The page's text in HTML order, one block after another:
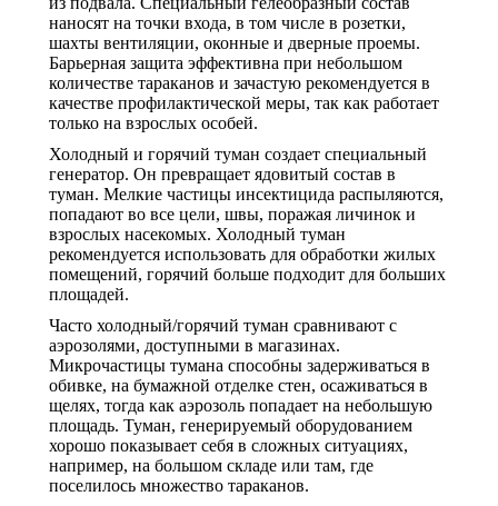
наносят на точки входа, в том числе в розетки,
шахты вентиляции, оконные и дверные проемы.
Барьерная защита эффективна при небольшом
количестве тараканов и зачастую рекомендуется в
качестве профилактической меры, так как работает
только на взрослых особей.
Холодный и горячий туман создает специальный
генератор. Он превращает ядовитый состав в
туман. Мелкие частицы инсектицида распыляются,
попадают во все цели, швы, поражая личинок и
взрослых насекомых. Холодный туман
рекомендуется использовать для обработки жилых
помещений, горячий больше подходит для больших
площадей.
Часто холодный/горячий туман сравнивают с
аэрозолями, доступными в магазинах.
Микрочастицы тумана способны задерживаться в
обивке, на бумажной отделке стен, осаживаться в
щелях, тогда как аэрозоль попадает на небольшую
площадь. Туман, генерируемый оборудованием
хорошо показывает себя в сложных ситуациях,
например, на большом складе или там, где
поселилось множество тараканов.